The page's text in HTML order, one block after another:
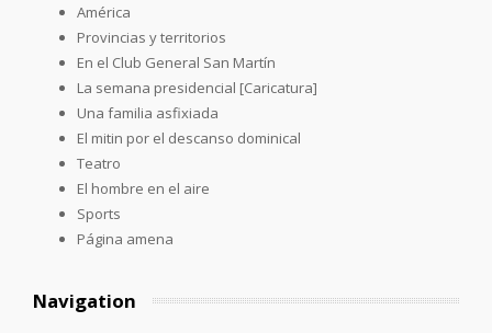
América
Provincias y territorios
En el Club General San Martín
La semana presidencial [Caricatura]
Una familia asfixiada
El mitin por el descanso dominical
Teatro
El hombre en el aire
Sports
Página amena
Navigation